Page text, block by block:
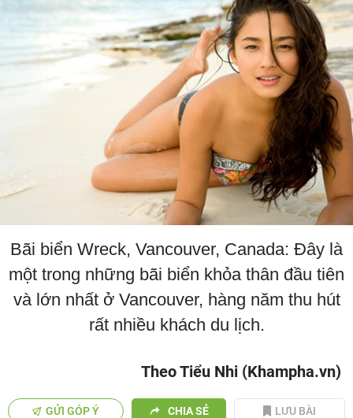
Bãi biển Wreck, Vancouver, Canada: Đây là
một trong những bãi biển khỏa thân đầu tiên
và lớn nhất ở Vancouver, hàng năm thu hút
rất nhiều khách du lịch.
Theo Tiểu Nhi (Khampha.vn)
GỬI GÓP Ý CHIA SẺ LƯU BÀI